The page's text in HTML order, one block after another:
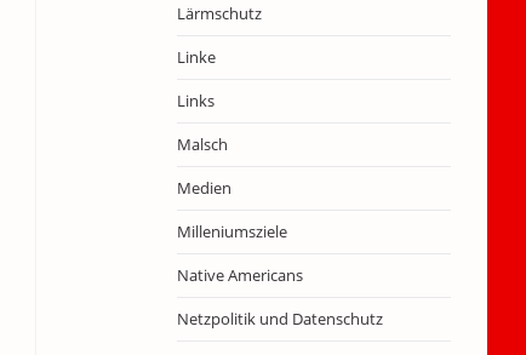
Lärmschutz
Linke
Links
Malsch
Medien
Milleniumsziele
Native Americans
Netzpolitik und Datenschutz